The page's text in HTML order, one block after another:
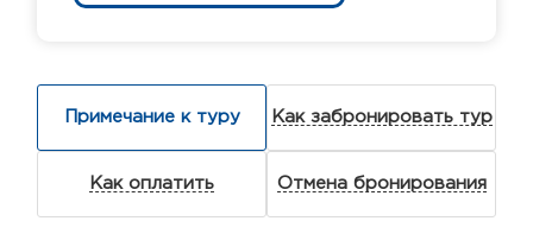
Примечание к туру Как забронировать тур
Как оплатить Отмена бронирования